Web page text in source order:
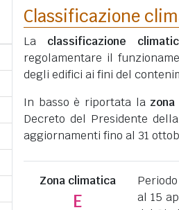
Classificazione
La classificazione
regolamentare il
degli edifici ai fini del
In basso è riportata la
Decreto del Presidente
aggiornamenti fino al 31
Zona climatica
E
al 15